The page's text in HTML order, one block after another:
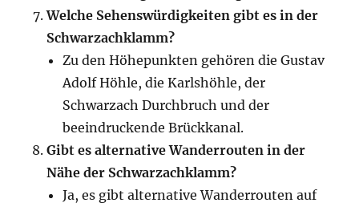
Welche Sehenswürdigkeiten gibt es in der
Schwarzachklamm?
Zu den Höhepunkten gehören die Gustav
Adolf Höhle, die Karlshöhle, der
Schwarzach Durchbruch und der
beeindruckende Brückkanal.
Gibt es alternative Wanderrouten in der
Nähe der Schwarzachklamm?
Ja, es gibt alternative Wanderrouten auf